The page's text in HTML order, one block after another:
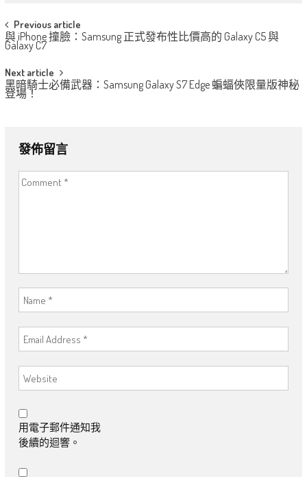
Post
navigation
Previous article
與 iPhone 撞臉：Samsung 正式發布性比價高的 Galaxy C5 與
Galaxy C7
Next article
黑暗騎士必備武器：Samsung Galaxy S7 Edge 蝙蝠俠限量版神秘
登場！
發佈留言
用電子郵件通知我
後續的迴響。